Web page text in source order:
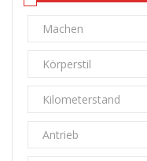
Machen
Körperstil
Kilometerstand
Antrieb